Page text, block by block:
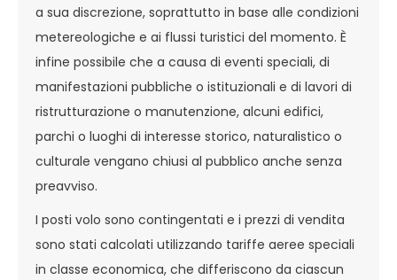
a sua discrezione, soprattutto in base alle condizioni
metereologiche e ai flussi turistici del momento. È
infine possibile che a causa di eventi speciali, di
manifestazioni pubbliche o istituzionali e di lavori di
ristrutturazione o manutenzione, alcuni edifici,
parchi o luoghi di interesse storico, naturalistico o
culturale vengano chiusi al pubblico anche senza
preavviso.
I posti volo sono contingentati e i prezzi di vendita
sono stati calcolati utilizzando tariffe aeree speciali
in classe economica, che differiscono da ciascun